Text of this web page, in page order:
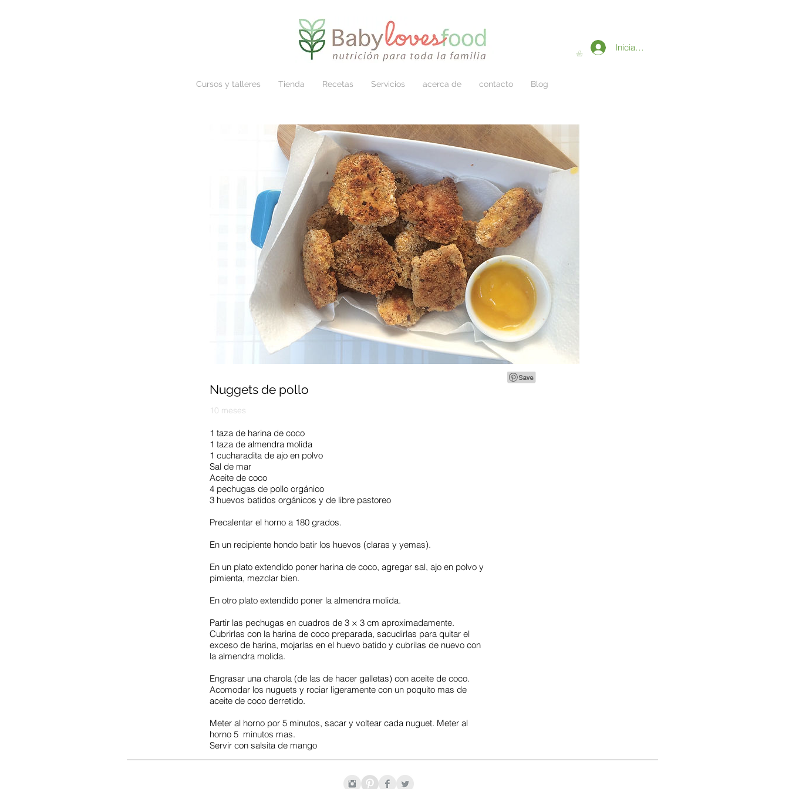
Cursos y talleres Tienda Recetas Servicios acerca de contacto Blog
Iniciar sesión
Nuggets de pollo
10 meses
1 taza de harina de coco
1 taza de almendra molida
1 cucharadita de ajo en polvo
Sal de mar
Aceite de coco
4 pechugas de pollo orgánico
3 huevos batidos orgánicos y de libre pastoreo
Precalentar el horno a 180 grados.
En un recipiente hondo batir los huevos (claras y yemas).
En un plato extendido poner harina de coco, agregar sal, ajo en polvo y
pimienta, mezclar bien.
En otro plato extendido poner la almendra molida.
Partir las pechugas en cuadros de 3 × 3 cm aproximadamente.
Cubrirlas con la harina de coco preparada, sacudirlas para quitar el
exceso de harina, mojarlas en el huevo batido y cubrilas de nuevo con
la almendra molida.
Engrasar una charola (de las de hacer galletas) con aceite de coco.
Acomodar los nuguets y rociar ligeramente con un poquito mas de
aceite de coco derretido.
Meter al horno por 5 minutos, sacar y voltear cada nuguet. Meter al
horno 5 minutos mas.
Servir con salsita de mango